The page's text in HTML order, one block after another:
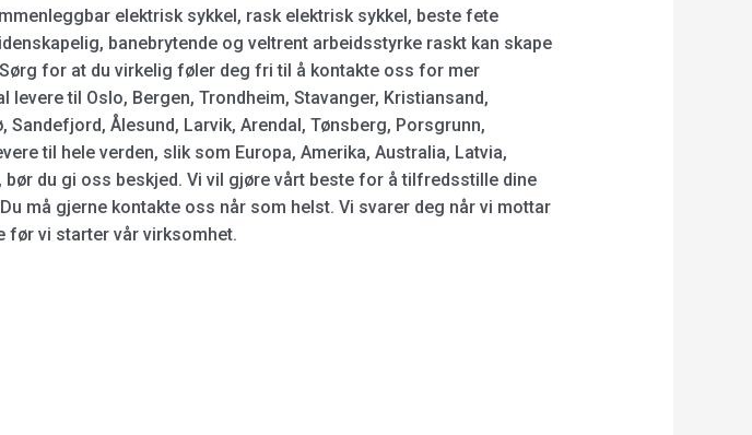
elektrisk sykkel, rask elektrisk sykkel, beste fete
banebrytende og veltrent arbeidsstyrke raskt kan skape
for at du virkelig føler deg fri til å kontakte oss for mer
til Oslo, Bergen, Trondheim, Stavanger, Kristiansand,
Ålesund, Larvik, Arendal, Tønsberg, Porsgrunn,
til hele verden, slik som Europa, Amerika, Australia, Latvia,
du gi oss beskjed. Vi vil gjøre vårt beste for å tilfredsstille dine
må gjerne kontakte oss når som helst. Vi svarer deg når vi mottar
før vi starter vår virksomhet.